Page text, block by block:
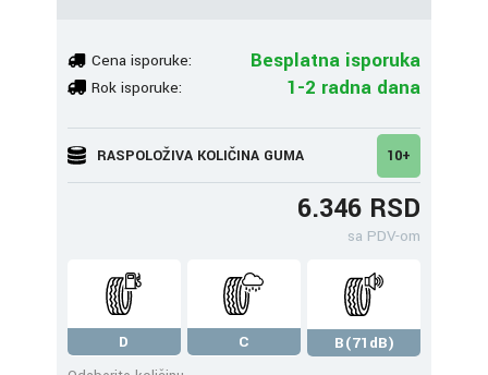
Cena isporuke: Besplatna isporuka
Rok isporuke: 1-2 radna dana
RASPOLOŽIVA KOLIČINA GUMA 10+
6.346 RSD
sa PDV-om
D C
B(71dB)